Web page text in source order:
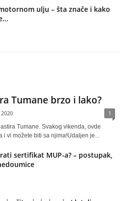
ulju – šta znače i kako
Tumane brzo i lako?
1
Tumane. Svakog vikenda, ovde
i vi možete biti sa njima!Udaljen je...
sertifikat MUP-a? – postupak,